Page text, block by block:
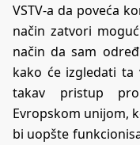
VSTV-a da poveća
način zatvori
način da sam
kako će izgledati
takav pristup
Evropskom unijom,
bi uopšte